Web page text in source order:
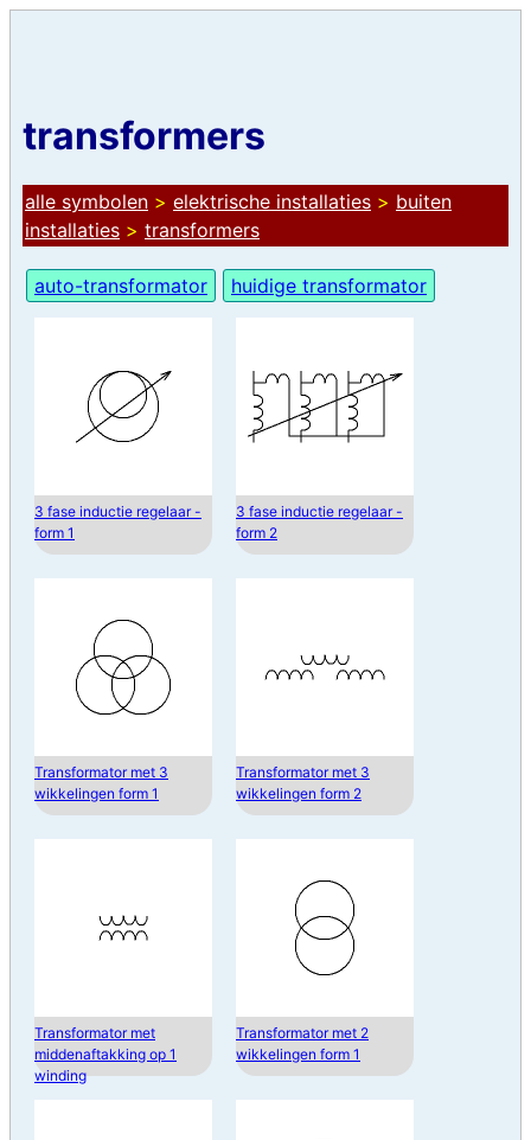
transformers
alle symbolen > elektrische installaties > buiten
installaties > transformers
auto-transformator huidige transformator
3 fase inductie regelaar -
form 1
3 fase inductie regelaar -
form 2
Transformator met 3
wikkelingen form 1
Transformator met 3
wikkelingen form 2
Transformator met
middenaftakking op 1
winding
Transformator met 2
wikkelingen form 1